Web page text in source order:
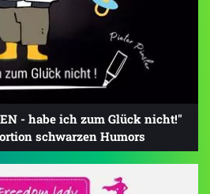
- habe ich zum Glück nicht!"
schwarzen Humors